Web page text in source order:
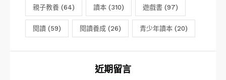
親子教養 (64) 讀本 (310) 遊戲書 (97)
閱讀 (59) 閱讀養成 (26) 青少年讀本 (20)
近期留言